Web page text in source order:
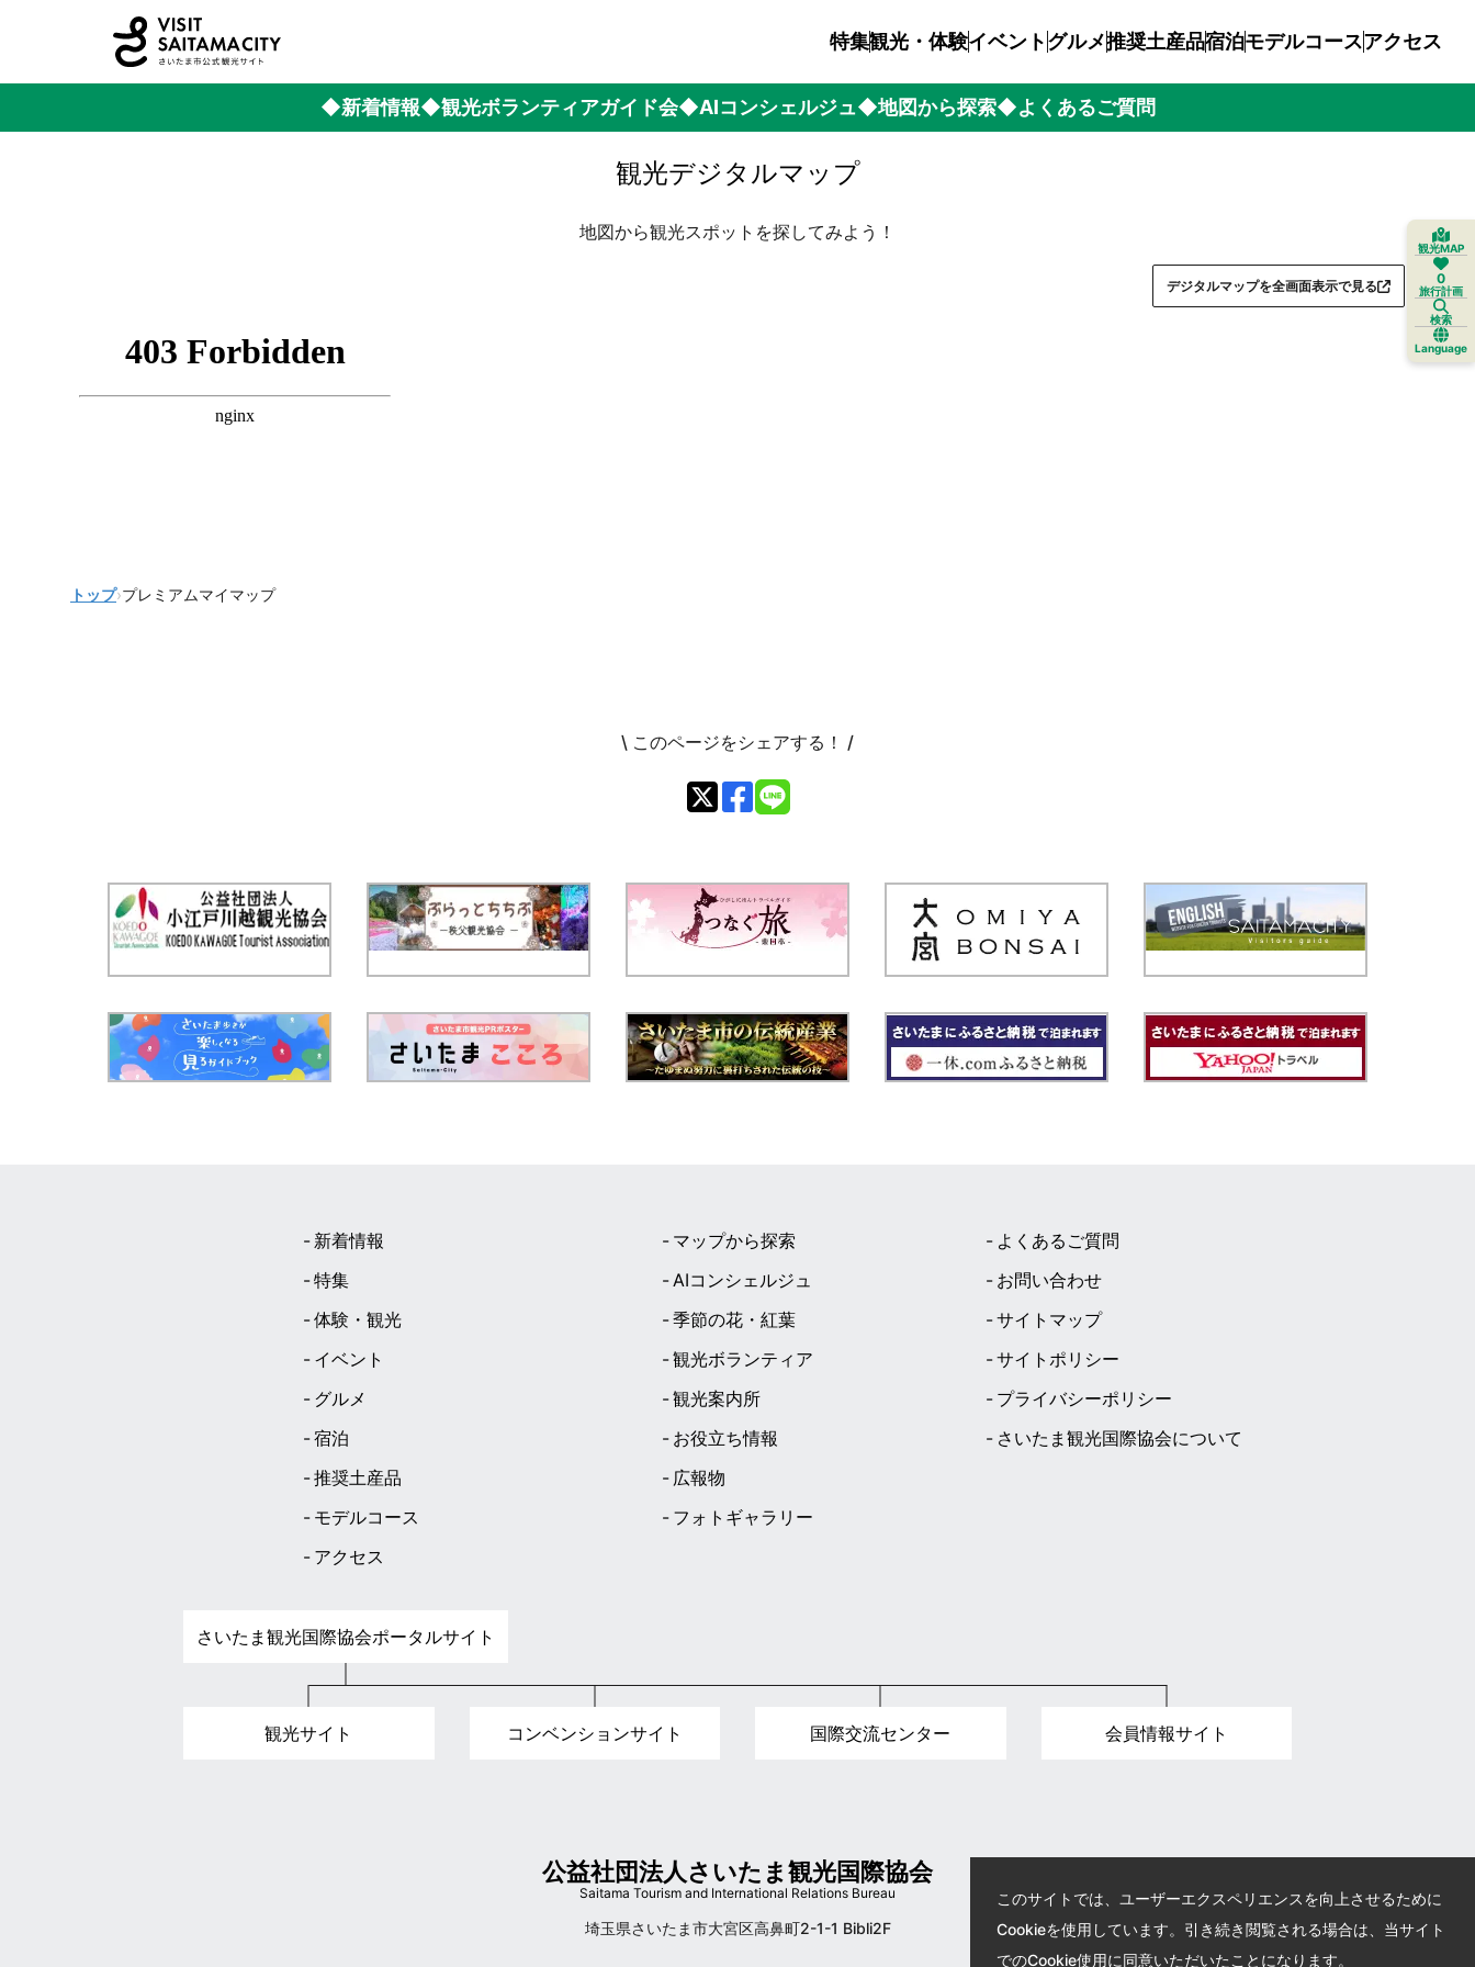
特集観光・体験イベントグルメ推奨土産品宿泊モデルコースアクセス
◆新着情報◆観光ボランティアガイド会◆AIコンシェルジュ◆地図から探索◆よくあるご質問
観光デジタルマップ
地図から観光スポットを探してみよう！
デジタルマップを全画面表示で見る
トップ›プレミアムマイマップ
観光MAP
0
旅行計画
検索
Language
\ このページをシェアする！ /
新着情報
特集
体験・観光
イベント
グルメ
宿泊
推奨土産品
モデルコース
アクセス
マップから探索
AIコンシェルジュ
季節の花・紅葉
観光ボランティア
観光案内所
お役立ち情報
広報物
フォトギャラリー
よくあるご質問
お問い合わせ
サイトマップ
サイトポリシー
プライバシーポリシー
さいたま観光国際協会について
さいたま観光国際協会ポータルサイト
観光サイト コンベンションサイト 国際交流センター 会員情報サイト
公益社団法人さいたま観光国際協会
Saitama Tourism and International Relations Bureau
埼玉県さいたま市大宮区高鼻町2-1-1 Bibli2F
このサイトでは、ユーザーエクスペリエンスを向上させるために
Cookieを使用しています。引き続き閲覧される場合は、当サイト
でのCookie使用に同意いただいたことになります。